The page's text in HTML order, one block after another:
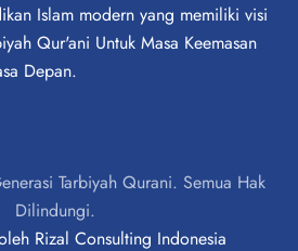
Islam modern yang memiliki visi
Qur'ani Untuk Masa Keemasan
Depan.
Tarbiyah Qurani. Semua Hak
Dilindungi.
Rizal Consulting Indonesia